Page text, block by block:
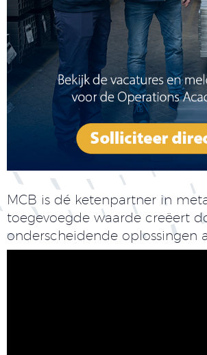
MCB is dé ketenpartner in
toegevoegde waarde creëert
onderscheidende oplossingen